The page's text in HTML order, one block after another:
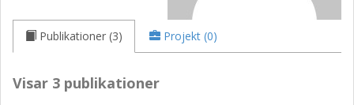
Publikationer (3) Projekt (0)
Visar 3 publikationer